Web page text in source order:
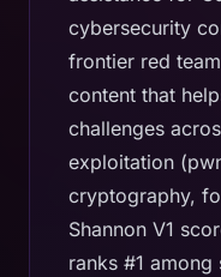
cybersecurity
frontier red
content that
challenges
exploitation
cryptography,
Shannon V1
ranks #1